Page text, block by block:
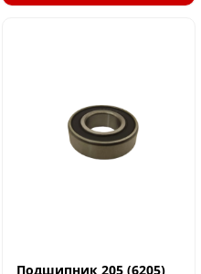
Подшипник 205 (6205)